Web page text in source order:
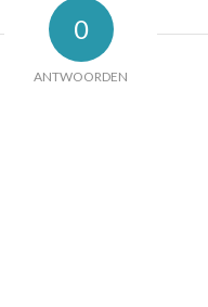
0
ANTWOORDEN